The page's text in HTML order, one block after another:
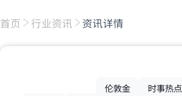
首页 行业资讯 资讯详情
伦敦金
时事热点